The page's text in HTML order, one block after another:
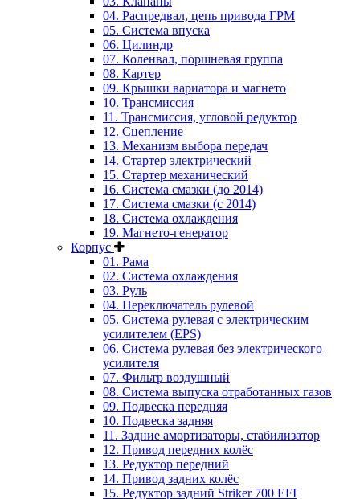
04. Распредвал, цепь привода ГРМ
05. Система впуска
06. Цилиндр
07. Коленвал, поршневая группа
08. Картер
09. Крышки вариатора и магнето
10. Трансмиссия
11. Трансмиссия, угловой редуктор
12. Сцепление
13. Механизм выбора передач
14. Стартер электрический
15. Стартер механический
16. Система смазки (до 2014)
17. Система смазки (с 2014)
18. Система охлаждения
19. Магнето-генератор
Корпус
01. Рама
02. Система охлаждения
03. Руль
04. Переключатель рулевой
05. Система рулевая с электрическим
усилителем (EPS)
06. Система рулевая без электрического
усилителя
07. Фильтр воздушный
08. Система выпуска отработанных газов
09. Подвеска передняя
10. Подвеска задняя
11. Задние амортизаторы, стабилизатор
12. Привод передних колёс
13. Редуктор передний
14. Привод задних колёс
15. Редуктор задний Striker 700 EFI